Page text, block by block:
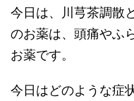
今日は、川芎茶調散
のお薬は、頭痛やふ
お薬です。
今日はどのような症